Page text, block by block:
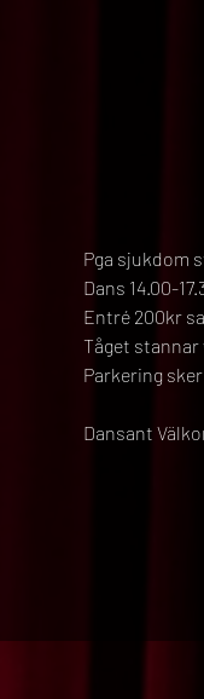
Pga sjukdom
Dans 14.00-
Entré 200kr
Tåget
Parkering
Dansant